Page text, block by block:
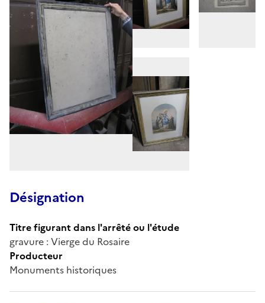
Désignation
Titre figurant dans l'arrêté ou l'étude
gravure : Vierge du Rosaire
Producteur
Monuments historiques